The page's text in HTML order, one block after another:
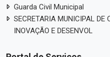
Guarda Civil Municipal
SECRETARIA MUNICIPAL DE
INOVAÇÃO E DESENVOL